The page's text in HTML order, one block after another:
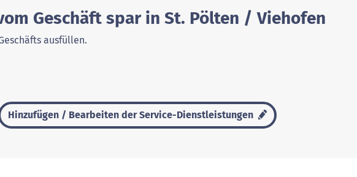
Geschäft spar in St. Pölten / Viehofen
ausfüllen.
Hinzufügen / Bearbeiten der Service-Dienstleistungen